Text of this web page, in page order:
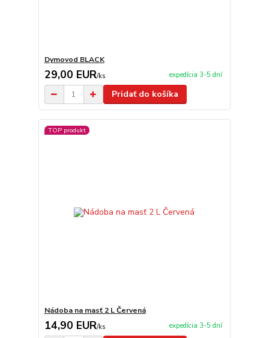
Dymovod BLACK
29,00 EUR/ks expedícia 3-5 dní
Pridať do košíka
TOP produkt
Nádoba na masť 2 L Červená
14,90 EUR/ks expedícia 3-5 dní